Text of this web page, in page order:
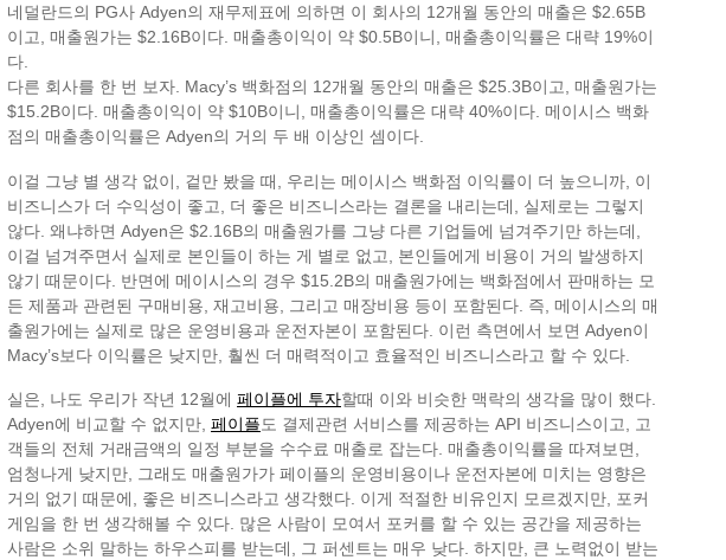
네덜란드의 PG사 Adyen의 재무제표에 의하면 이 회사의 12개월 동안의 매출은 $2.65B
이고, 매출원가는 $2.16B이다. 매출총이익이 약 $0.5B이니, 매출총이익률은 대략 19%이
다.
다른 회사를 한 번 보자. Macy’s 백화점의 12개월 동안의 매출은 $25.3B이고, 매출원가는
$15.2B이다. 매출총이익이 약 $10B이니, 매출총이익률은 대략 40%이다. 메이시스 백화
점의 매출총이익률은 Adyen의 거의 두 배 이상인 셈이다.
이걸 그냥 별 생각 없이, 겉만 봤을 때, 우리는 메이시스 백화점 이익률이 더 높으니까, 이
비즈니스가 더 수익성이 좋고, 더 좋은 비즈니스라는 결론을 내리는데, 실제로는 그렇지
않다. 왜냐하면 Adyen은 $2.16B의 매출원가를 그냥 다른 기업들에 넘겨주기만 하는데,
이걸 넘겨주면서 실제로 본인들이 하는 게 별로 없고, 본인들에게 비용이 거의 발생하지
않기 때문이다. 반면에 메이시스의 경우 $15.2B의 매출원가에는 백화점에서 판매하는 모
든 제품과 관련된 구매비용, 재고비용, 그리고 매장비용 등이 포함된다. 즉, 메이시스의 매
출원가에는 실제로 많은 운영비용과 운전자본이 포함된다. 이런 측면에서 보면 Adyen이
Macy’s보다 이익률은 낮지만, 훨씬 더 매력적이고 효율적인 비즈니스라고 할 수 있다.
실은, 나도 우리가 작년 12월에 페이플에 투자할때 이와 비슷한 맥락의 생각을 많이 했다.
Adyen에 비교할 수 없지만, 페이플도 결제관련 서비스를 제공하는 API 비즈니스이고, 고
객들의 전체 거래금액의 일정 부분을 수수료 매출로 잡는다. 매출총이익률을 따져보면,
엄청나게 낮지만, 그래도 매출원가가 페이플의 운영비용이나 운전자본에 미치는 영향은
거의 없기 때문에, 좋은 비즈니스라고 생각했다. 이게 적절한 비유인지 모르겠지만, 포커
게임을 한 번 생각해볼 수 있다. 많은 사람이 모여서 포커를 할 수 있는 공간을 제공하는
사람은 소위 말하는 하우스피를 받는데, 그 퍼센트는 매우 낮다. 하지만, 큰 노력없이 받는